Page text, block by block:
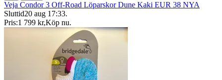
Veja Condor 3 Off-Road Löparskor Dune Kaki EUR 38 NYA
Sluttid20 aug 17:33.
Pris:1 799 kr,Köp nu.